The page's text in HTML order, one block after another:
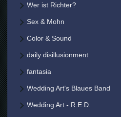
Wer ist Richter?
Sex & Mohn
Color & Sound
daily disillusionment
fantasia
Wedding Art's Blaues Band
Wedding Art - R.E.D.